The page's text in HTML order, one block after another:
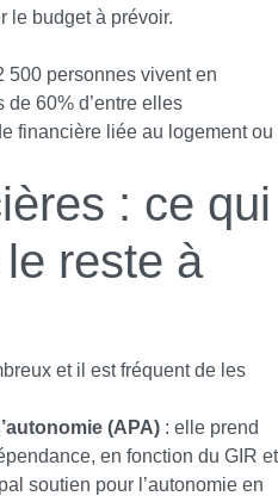
le budget à prévoir.
500 personnes vivent en
de 60% d’entre elles
financière liée au logement ou
: ce qui
reste à
et il est fréquent de les
(APA) : elle prend
en fonction du GIR et
soutien pour l’autonomie en